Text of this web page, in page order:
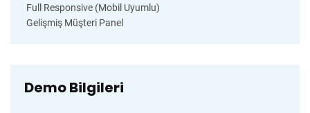
Full Responsive (Mobil Uyumlu)
Gelişmiş Müşteri Panel
Demo Bilgileri